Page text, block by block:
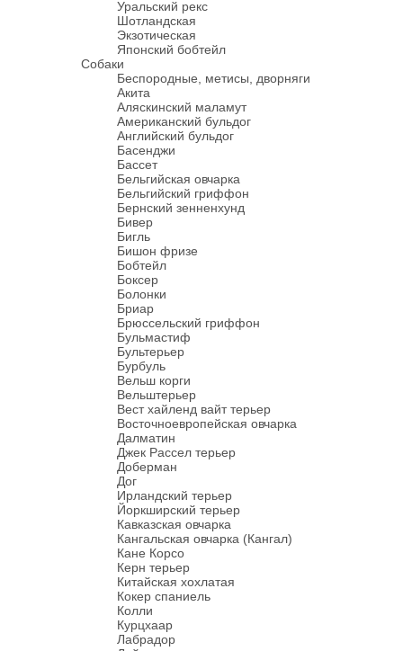
Уральский рекс
Шотландская
Экзотическая
Японский бобтейл
Собаки
Беспородные, метисы, дворняги
Акита
Аляскинский маламут
Американский бульдог
Английский бульдог
Басенджи
Бассет
Бельгийская овчарка
Бельгийский гриффон
Бернский зенненхунд
Бивер
Бигль
Бишон фризе
Бобтейл
Боксер
Болонки
Бриар
Брюссельский гриффон
Бульмастиф
Бультерьер
Бурбуль
Вельш корги
Вельштерьер
Вест хайленд вайт терьер
Восточноевропейская овчарка
Далматин
Джек Рассел терьер
Доберман
Дог
Ирландский терьер
Йоркширский терьер
Кавказская овчарка
Кангальская овчарка (Кангал)
Кане Корсо
Керн терьер
Китайская хохлатая
Кокер спаниель
Колли
Курцхаар
Лабрадор